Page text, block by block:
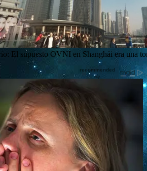
El supuesto OVNI en Shanghái era una